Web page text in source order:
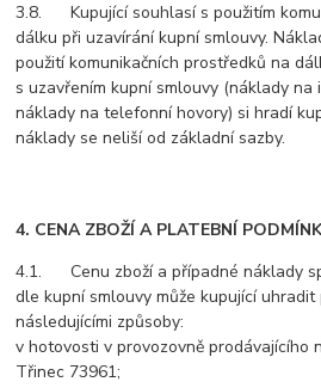
3.8. Kupující souhlasí s použitím
dálku při uzavírání kupní smlouvy.
použití komunikačních prostředků na
s uzavřením kupní smlouvy (náklady na
náklady na telefonní hovory) si hradí
náklady se neliší od základní sazby.
4. CENA ZBOŽÍ A PLATEBNÍ
4.1. Cenu zboží a případné náklady
dle kupní smlouvy může kupující uhradit
následujícími způsoby:
v hotovosti v provozovně prodávajícího
Třinec 73961;